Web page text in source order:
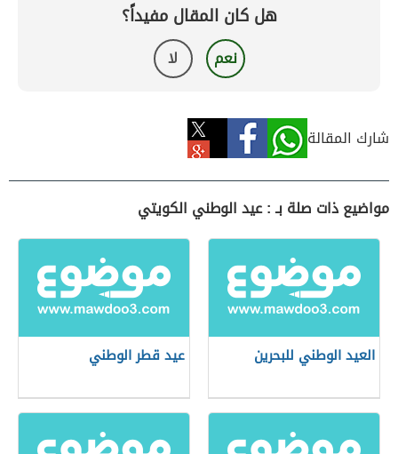
هل كان المقال مفيداً؟
نعم لا
شارك المقالة
مواضيع ذات صلة بـ : عيد الوطني الكويتي
العيد الوطني للبحرين عيد قطر الوطني